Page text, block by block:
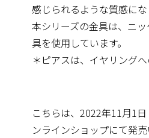
感じられるような質感にな
本シリーズの金具は、ニ
具を使用しています。
＊ピアスは、イヤリング
こちらは、2022年11月1
ンラインショップにて発売